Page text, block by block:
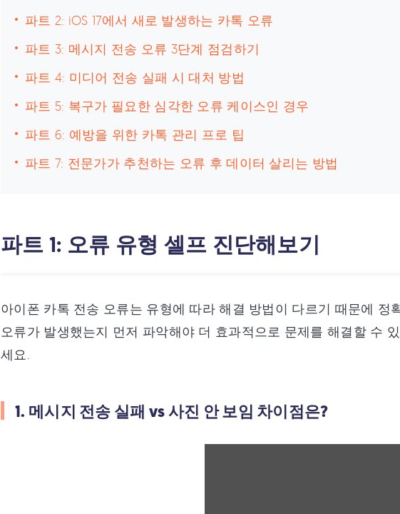
파트 2: iOS 17에서 새로 발생하는 카톡 오류
파트 3: 메시지 전송 오류 3단계 점검하기
파트 4: 미디어 전송 실패 시 대처 방법
파트 5: 복구가 필요한 심각한 오류 케이스인 경우
파트 6: 예방을 위한 카톡 관리 프로 팁
파트 7: 전문가가 추천하는 오류 후 데이터 살리는 방법
파트 1: 오류 유형 셀프 진단해보기
아이폰 카톡 전송 오류는 유형에 따라 해결 방법이 다르기 때문에 정
오류가 발생했는지 먼저 파악해야 더 효과적으로 문제를 해결할 수
세요.
1. 메시지 전송 실패 vs 사진 안 보임 차이점은?